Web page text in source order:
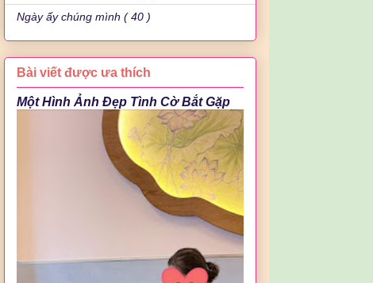
Ngày ấy chúng mình ( 40 )
Bài viết được ưa thích
Một Hình Ảnh Đẹp Tình Cờ Bắt Gặp